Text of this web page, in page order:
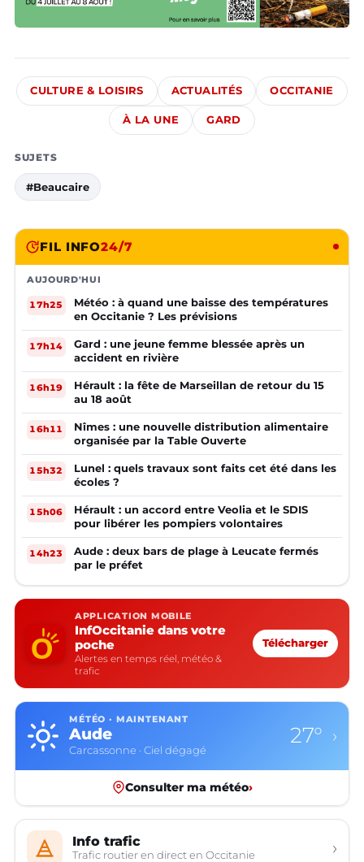
CULTURE & LOISIRS ACTUALITÉS OCCITANIE
À LA UNE GARD
SUJETS
#Beaucaire
FIL INFO24/7
AUJOURD'HUI
17h25
Météo : à quand une baisse des températures
en Occitanie ? Les prévisions
17h14
Gard : une jeune femme blessée après un
accident en rivière
16h19
Hérault : la fête de Marseillan de retour du 15
au 18 août
16h11
Nîmes : une nouvelle distribution alimentaire
organisée par la Table Ouverte
15h32
Lunel : quels travaux sont faits cet été dans les
écoles ?
15h06
Hérault : un accord entre Veolia et le SDIS
pour libérer les pompiers volontaires
14h23
Aude : deux bars de plage à Leucate fermés
par le préfet
APPLICATION MOBILE
InfOccitanie dans votre
poche
Alertes en temps réel, météo &
trafic
Télécharger
MÉTÉO · MAINTENANT
Aude
Carcassonne · Ciel dégagé
27° ›
Consulter ma météo›
Info trafic
Trafic routier en direct en Occitanie ›